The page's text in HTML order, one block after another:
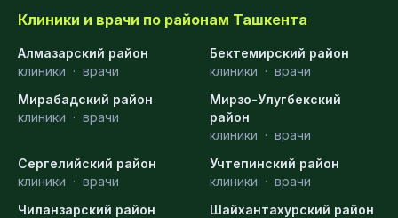
Клиники и врачи по районам Ташкента
Алмазарский район
клиники · врачи
Бектемирский район
клиники · врачи
Мирабадский район
клиники · врачи
Мирзо-Улугбекский
район
клиники · врачи
Сергелийский район
клиники · врачи
Учтепинский район
клиники · врачи
Чиланзарский район
Шайхантахурский район